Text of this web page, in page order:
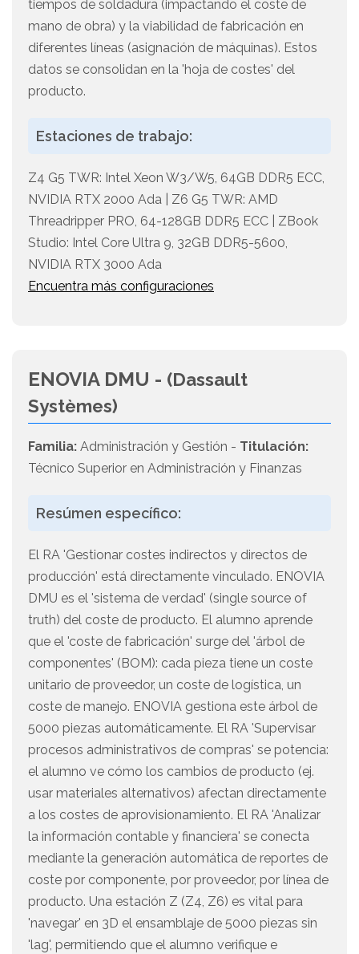
tiempos de soldadura (impactando el coste de
mano de obra) y la viabilidad de fabricación en
diferentes líneas (asignación de máquinas). Estos
datos se consolidan en la 'hoja de costes' del
producto.
Estaciones de trabajo:
Z4 G5 TWR: Intel Xeon W3/W5, 64GB DDR5 ECC,
NVIDIA RTX 2000 Ada | Z6 G5 TWR: AMD
Threadripper PRO, 64-128GB DDR5 ECC | ZBook
Studio: Intel Core Ultra 9, 32GB DDR5-5600,
NVIDIA RTX 3000 Ada
Encuentra más configuraciones
ENOVIA DMU - (Dassault
Systèmes)
Familia: Administración y Gestión - Titulación:
Técnico Superior en Administración y Finanzas
Resúmen específico:
El RA 'Gestionar costes indirectos y directos de
producción' está directamente vinculado. ENOVIA
DMU es el 'sistema de verdad' (single source of
truth) del coste de producto. El alumno aprende
que el 'coste de fabricación' surge del 'árbol de
componentes' (BOM): cada pieza tiene un coste
unitario de proveedor, un coste de logística, un
coste de manejo. ENOVIA gestiona este árbol de
5000 piezas automáticamente. El RA 'Supervisar
procesos administrativos de compras' se potencia:
el alumno ve cómo los cambios de producto (ej.
usar materiales alternativos) afectan directamente
a los costes de aprovisionamiento. El RA 'Analizar
la información contable y financiera' se conecta
mediante la generación automática de reportes de
coste por componente, por proveedor, por línea de
producto. Una estación Z (Z4, Z6) es vital para
'navegar' en 3D el ensamblaje de 5000 piezas sin
'lag', permitiendo que el alumno verifique e